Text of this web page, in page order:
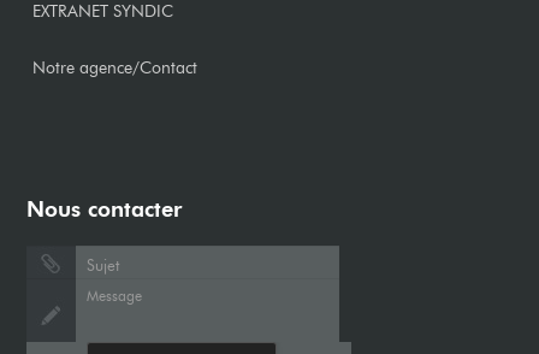
EXTRANET SYNDIC
Notre agence/Contact
Nous contacter